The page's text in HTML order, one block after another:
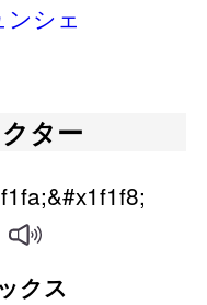
ンシェ
ター
クス